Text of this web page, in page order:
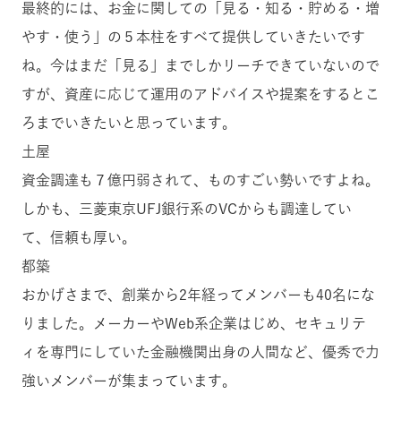
最終的には、お金に関しての「見る・知る・貯める・増
やす・使う」の５本柱をすべて提供していきたいです
ね。今はまだ「見る」までしかリーチできていないので
すが、資産に応じて運用のアドバイスや提案をするとこ
ろまでいきたいと思っています。
土屋
資金調達も７億円弱されて、ものすごい勢いですよね。
しかも、三菱東京UFJ銀行系のVCからも調達してい
て、信頼も厚い。
都築
おかげさまで、創業から2年経ってメンバーも40名にな
りました。メーカーやWeb系企業はじめ、セキュリテ
ィを専門にしていた金融機関出身の人間など、優秀で力
強いメンバーが集まっています。